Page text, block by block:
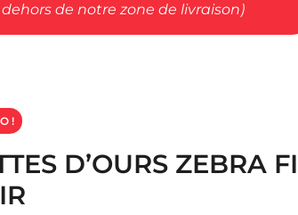
de notre zone de livraison)
!
D’OURS ZEBRA